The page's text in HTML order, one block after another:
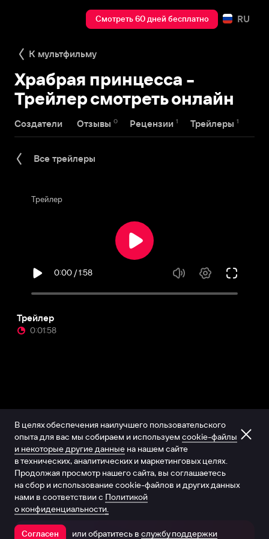
Смотреть 60 дней бесплатно RU
К мультфильму
Храбрая принцесса -
Трейлер смотреть онлайн
Создатели Отзывы 0 Рецензии 1 Трейлеры 1
Все трейлеры
Трейлер
0:01:58
Открыть в приложении
В целях обеспечения наилучшего пользовательского
опыта для вас мы собираем и используем cookie-файлы
и некоторые другие данные на нашем сайте
в технических, аналитических и маркетинговых целях.
Продолжая просмотр нашего сайта, вы соглашаетесь
на сбор и использование cookie-файлов и других данных
нами в соответствии с Политикой
о конфиденциальности.
Согласен или обратитесь в службу поддержки